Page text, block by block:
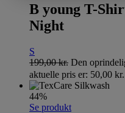
B young T-
Night
S
199,00kr. Den
aktuelle pris er: 50,00
44%
Se produkt